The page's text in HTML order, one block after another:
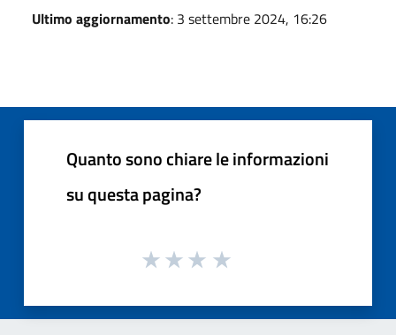
Ultimo aggiornamento: 3 settembre 2024, 16:26
Quanto sono chiare le informazioni
su questa pagina?